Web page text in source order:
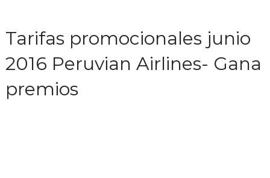
Tarifas promocionales junio
2016 Peruvian Airlines- Gana
premios